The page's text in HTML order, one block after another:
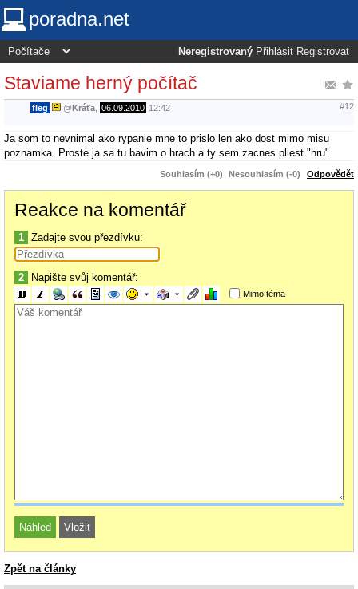
poradna.net
Neregistrovaný Přihlásit Registrovat
Staviame herný počítač
fleg @Kráťa 06.09.2010 12:42 #12
Ja som to nevnimal ako rypanie mne to prislo len ako dost mimo misu
poznamka. Proste ja sa tu bavim o hrach a ty sem zacnes pliest "hru".
Souhlasím (+0) Nesouhlasím (-0) Odpovědět
Reakce na komentář
1 Zadajte svou přezdívku:
2 Napište svůj komentář:
Mimo téma
Zpět na články